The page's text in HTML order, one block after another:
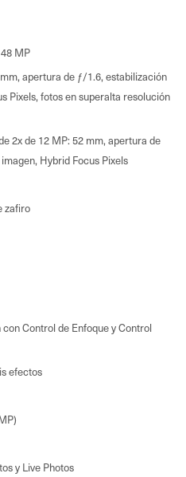
MP
apertura de ƒ/1.6, estabilización
Pixels, fotos en superalta resolución
2x de 12 MP: 52 mm, apertura de
Hybrid Focus Pixels
zafiro
Control de Enfoque y Control
efectos
y Live Photos